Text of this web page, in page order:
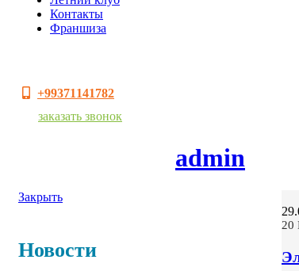
Контакты
Франшиза
+99371141782
заказать звонок
admin
20
Закрыть
Новости